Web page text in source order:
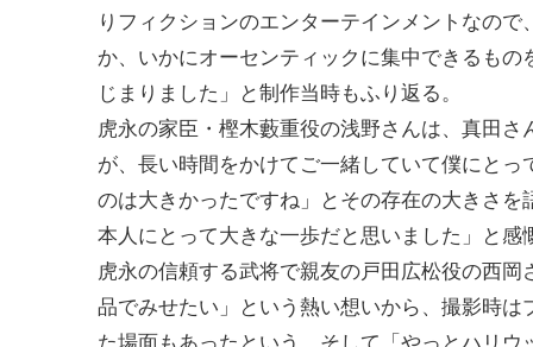
りフィクションのエンターテインメントなの
か、いかにオーセンティックに集中できるも
じまりました」と制作当時もふり返る。
虎永の家臣・樫木藪重役の浅野さんは、真田
が、長い時間をかけてご一緒していて僕にと
のは大きかったですね」とその存在の大きさ
本人にとって大きな一歩だと思いました」と感
虎永の信頼する武将で親友の戸田広松役の西
品でみせたい」という熱い想いから、撮影時